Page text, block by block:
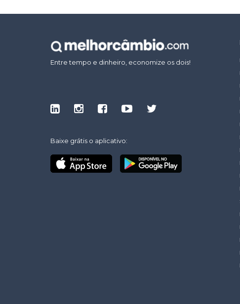
Entre tempo e dinheiro, economize os dois!
Baixe grátis o aplicativo: